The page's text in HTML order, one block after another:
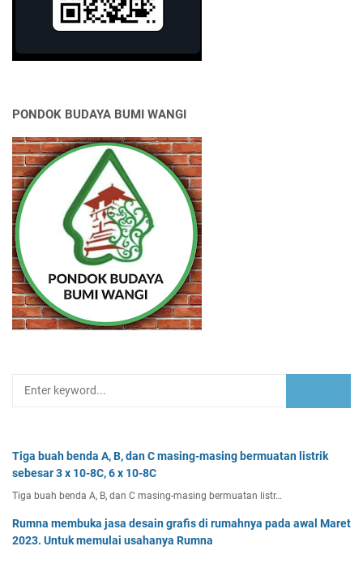
PONDOK BUDAYA BUMI WANGI
Tiga buah benda A, B, dan C masing-masing bermuatan listrik
sebesar 3 x 10-8C, 6 x 10-8C
Tiga buah benda A, B, dan C masing-masing bermuatan listr…
Rumna membuka jasa desain grafis di rumahnya pada awal Maret
2023. Untuk memulai usahanya Rumna